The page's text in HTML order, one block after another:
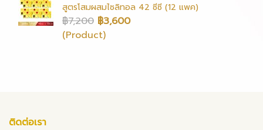
สูตรโสมผสมไซลิทอล 42 ซีซี (12 แพค)
฿7,200 ฿3,600
(Product)
ติดต่อเรา